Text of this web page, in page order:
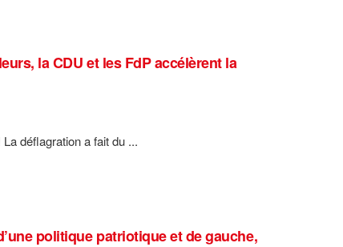
la CDU et les FdP accélèrent la
déflagration a fait du ...
politique patriotique et de gauche,